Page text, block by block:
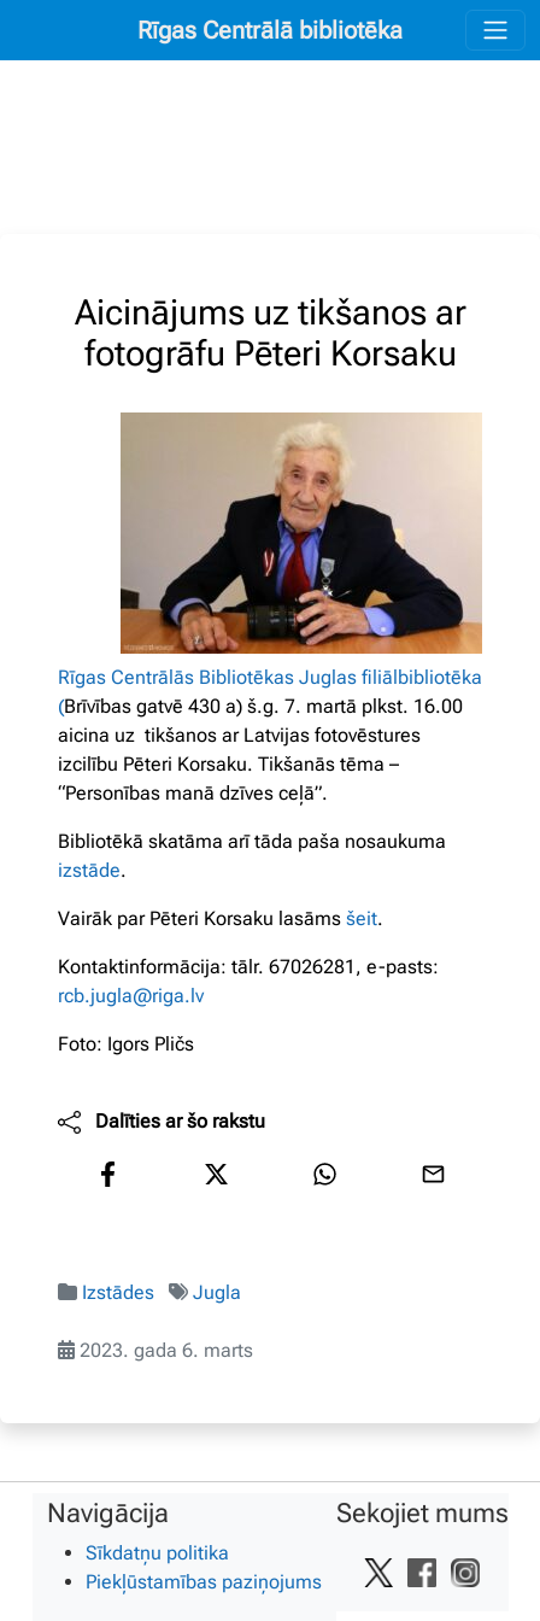
Rīgas Centrālā bibliotēka
Aicinājums uz tikšanos ar
fotogrāfu Pēteri Korsaku
Rīgas Centrālās Bibliotēkas Juglas filiālbibliotēka
(Brīvības gatvē 430 a) š.g. 7. martā plkst. 16.00
aicina uz tikšanos ar Latvijas fotovēstures
izcilību Pēteri Korsaku. Tikšanās tēma –
“Personības manā dzīves ceļā”.
Bibliotēkā skatāma arī tāda paša nosaukuma
izstāde.
Vairāk par Pēteri Korsaku lasāms šeit.
Kontaktinformācija: tālr. 67026281, e-pasts:
rcb.jugla@riga.lv
Foto: Igors Pličs
Dalīties ar šo rakstu
Izstādes Jugla
2023. gada 6. marts
Navigācija
Sīkdatņu politika
Piekļūstamības paziņojums
Sekojiet mums